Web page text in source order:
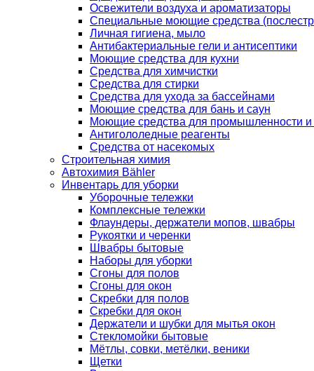
Освежители воздуха и ароматизаторы
Специальные моющие средства
Личная гигиена, мыло
Антибактериальные гели и антисептики
Моющие средства для кухни
Средства для химчистки
Средства для стирки
Средства для ухода за бассейнами
Моющие средства для бань и саун
Моющие средства для промышленности и
Антигололедные реагенты
Средства от насекомых
Строительная химия
Автохимия Bähler
Инвентарь для уборки
Уборочные тележки
Комплексные тележки
Флаундеры, держатели мопов, швабры
Рукоятки и черенки
Швабры бытовые
Наборы для уборки
Сгоны для полов
Сгоны для окон
Скребки для полов
Скребки для окон
Держатели и шубки для мытья окон
Стекломойки бытовые
Мётлы, совки, метёлки, веники
Щетки